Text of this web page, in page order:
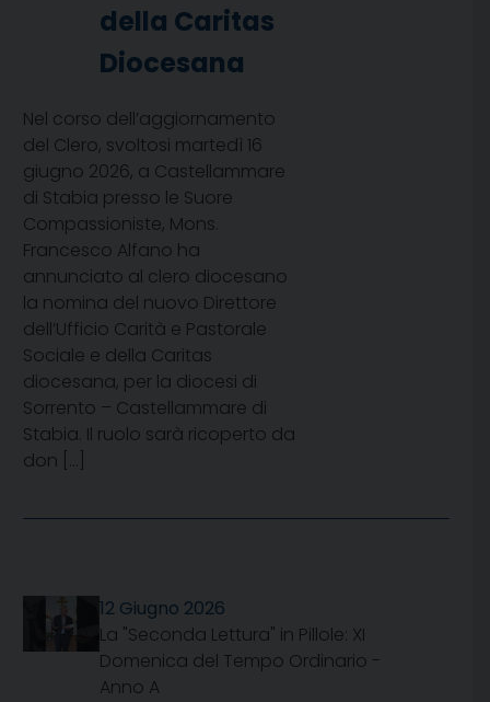
della Caritas
Diocesana
Nel corso dell’aggiornamento
del Clero, svoltosi martedì 16
giugno 2026, a Castellammare
di Stabia presso le Suore
Compassioniste, Mons.
Francesco Alfano ha
annunciato al clero diocesano
la nomina del nuovo Direttore
dell’Ufficio Carità e Pastorale
Sociale e della Caritas
diocesana, per la diocesi di
Sorrento – Castellammare di
Stabia. Il ruolo sarà ricoperto da
don […]
12 Giugno 2026
La "Seconda Lettura" in Pillole: XI
Domenica del Tempo Ordinario -
Anno A